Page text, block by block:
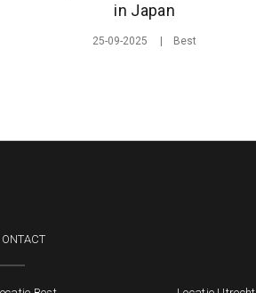
in Japan
25-09-2025 Best